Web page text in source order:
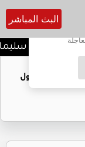
البث المباشر
الشيخ
مادية.. هل تحول